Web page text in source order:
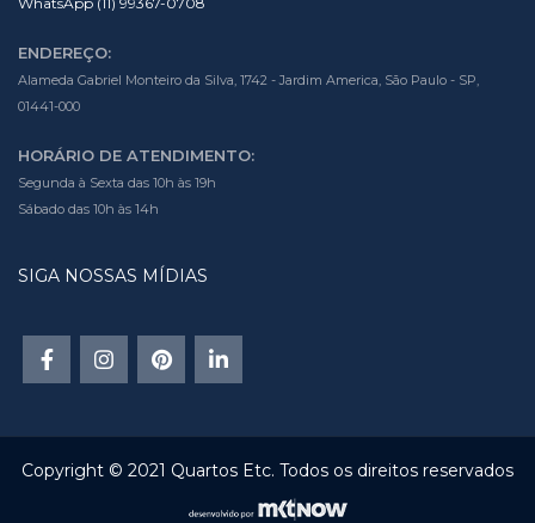
ENDEREÇO:
Alameda Gabriel Monteiro da Silva, 1742 - Jardim America, São Paulo - SP,
01441-000
HORÁRIO DE ATENDIMENTO:
Segunda à Sexta das 10h às 19h
Sábado das 10h às 14h
SIGA NOSSAS MÍDIAS
Copyright © 2021 Quartos Etc. Todos os direitos reservados